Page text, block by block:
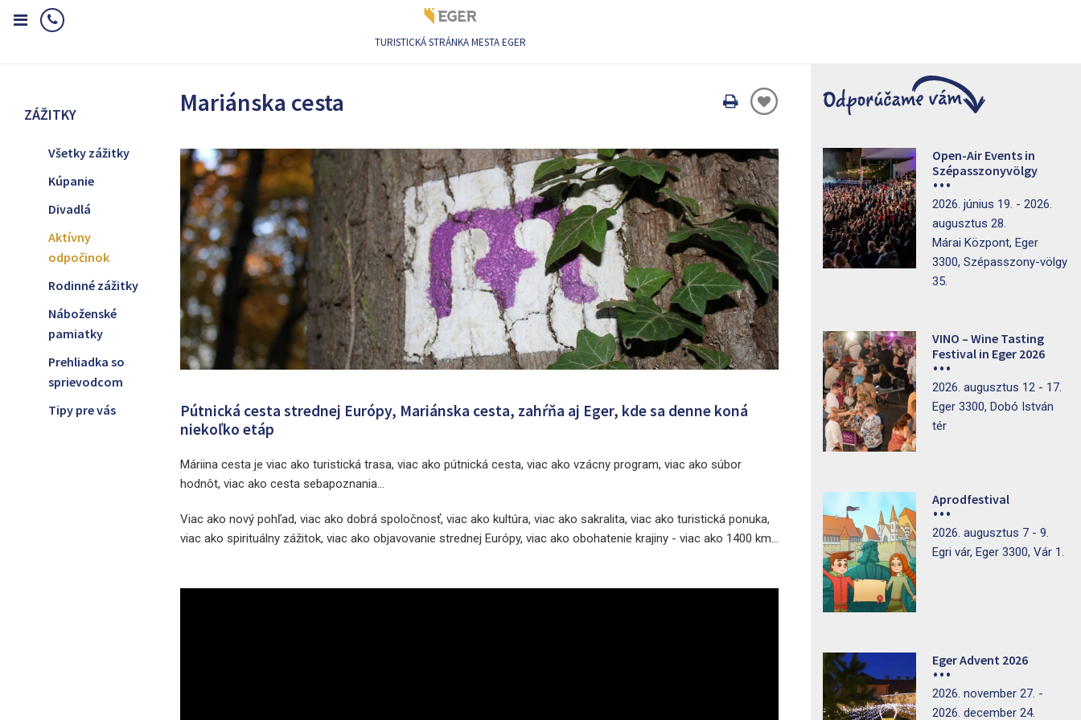
TURISTICKÁ STRÁNKA MESTA EGER
ZÁŽITKY
Všetky zážitky
Kúpanie
Divadlá
Aktívny
odpočinok
Rodinné zážitky
Náboženské
pamiatky
Prehliadka so
sprievodcom
Tipy pre vás
Mariánska cesta
Oldal
Pútnická cesta strednej Európy, Mariánska cesta, zahŕňa aj Eger, kde sa denne koná
niekoľko etáp
Máriina cesta je viac ako turistická trasa, viac ako pútnická cesta, viac ako vzácny program, viac ako súbor
hodnôt, viac ako cesta sebapoznania...
Viac ako nový pohľad, viac ako dobrá spoločnosť, viac ako kultúra, viac ako sakralita, viac ako turistická ponuka,
viac ako spirituálny zážitok, viac ako objavovanie strednej Európy, viac ako obohatenie krajiny - viac ako 1400 km...
Open-Air Events in
Szépasszonyvölgy
2026. június 19. - 2026.
augusztus 28.
Márai Központ, Eger
3300, Szépasszony-völgy
35.
VINO – Wine Tasting
Festival in Eger 2026
2026. augusztus 12 - 17.
Eger 3300, Dobó István
tér
Aprodfestival
2026. augusztus 7 - 9.
Egri vár, Eger 3300, Vár 1.
Eger Advent 2026
2026. november 27. -
2026. december 24.